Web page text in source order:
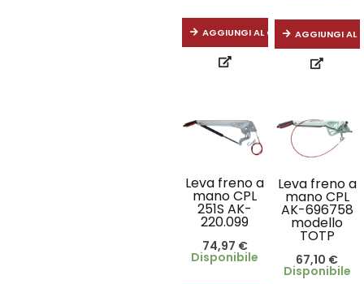
AGGIUNGI AL CARRELLOAGGIUNGI AL
Leva freno a
mano CPL
251S AK-
220.099
74,97 €
Disponibile
Leva freno a
mano CPL
AK-696758
modello
TOTP
67,10 €
Disponibile